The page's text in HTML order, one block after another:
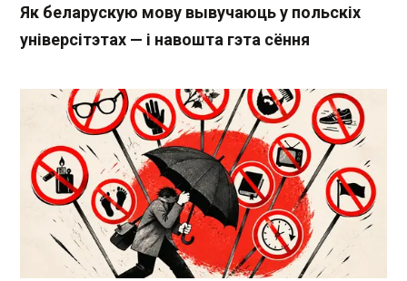
Як беларускую мову вывучаюць у польскіх
універсітэтах — і навошта гэта сёння